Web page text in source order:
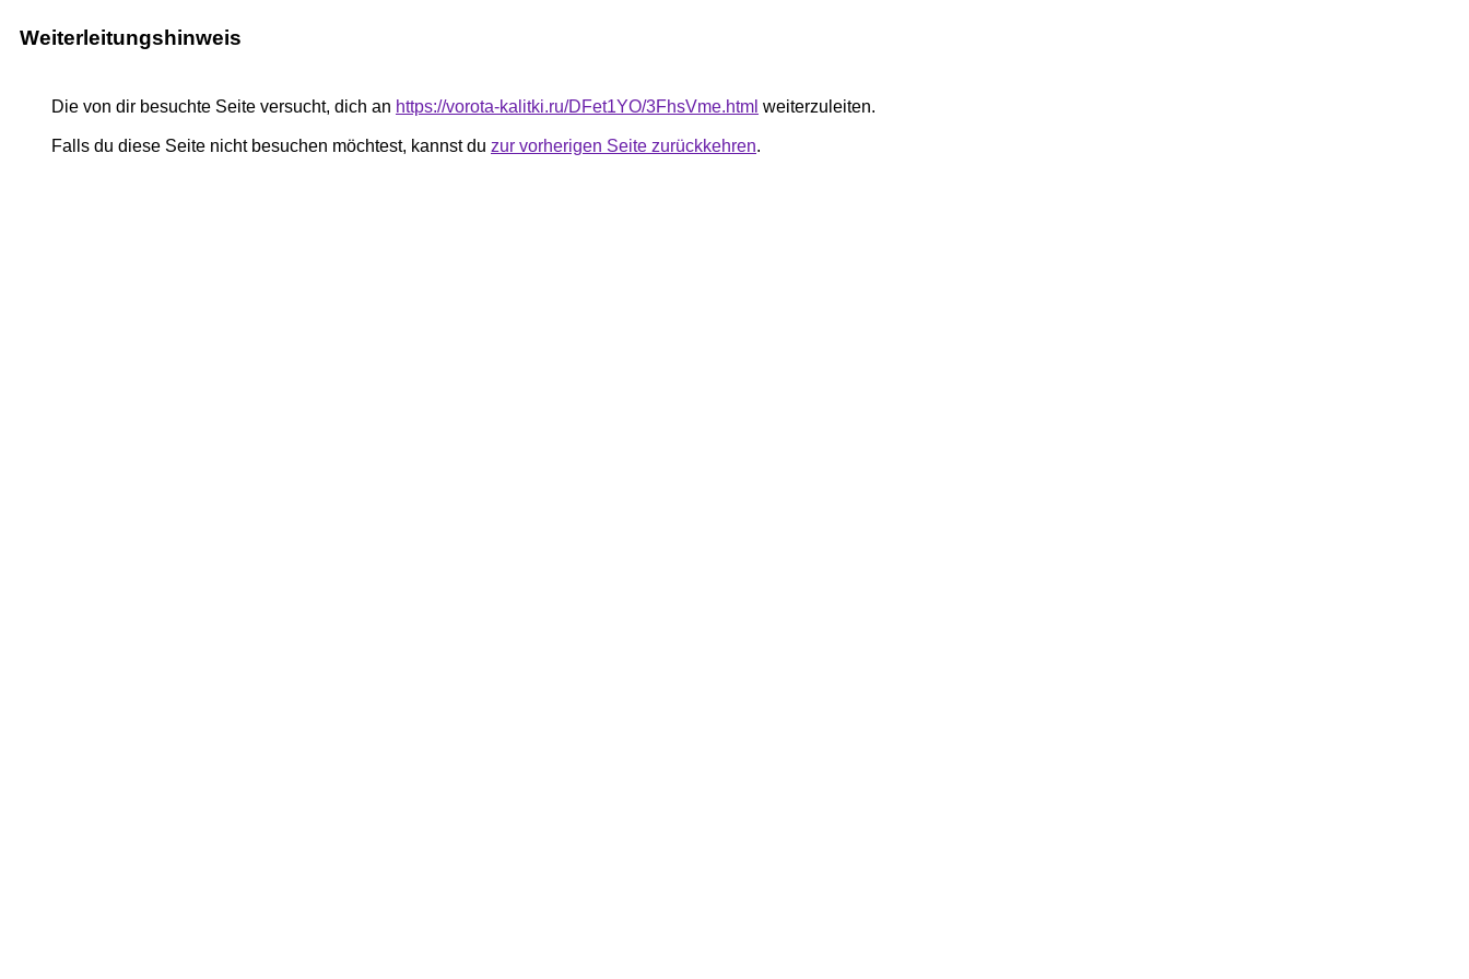
Weiterleitungshinweis
Die von dir besuchte Seite versucht, dich an https://vorota-kalitki.ru/DFet1YO/3FhsVme.html weiterzuleiten.
Falls du diese Seite nicht besuchen möchtest, kannst du zur vorherigen Seite zurückkehren.